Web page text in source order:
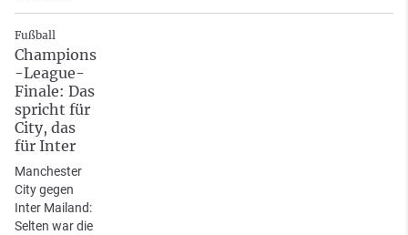
Fußball
Champions
-League-
Finale: Das
spricht für
City, das
für Inter
Manchester
City gegen
Inter Mailand:
Selten war die